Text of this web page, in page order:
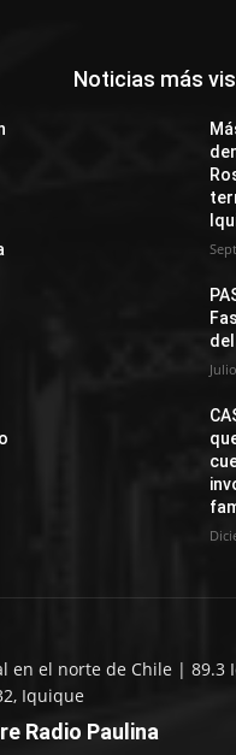
Noticias más
el norte de Chile | 89.3
Iquique
Radio Paulina